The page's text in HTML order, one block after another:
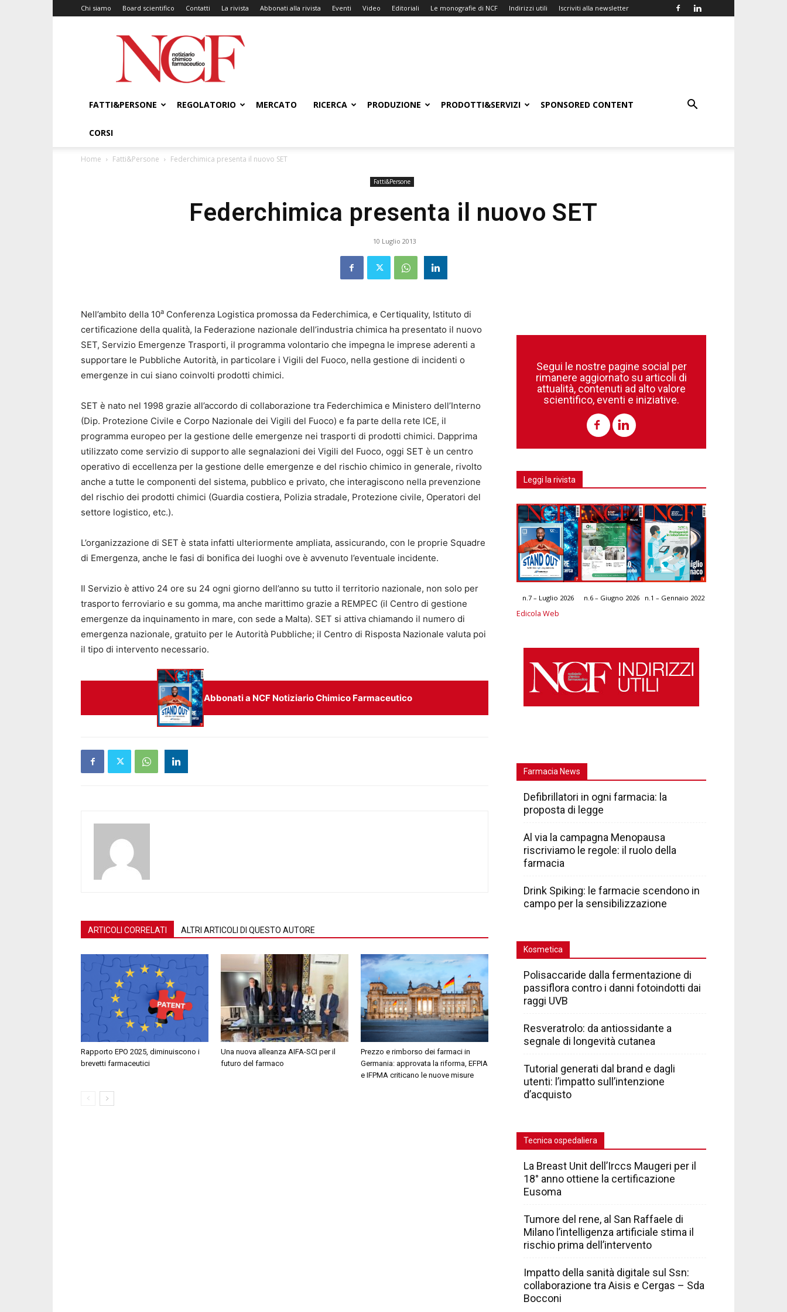
Chi siamo Board scientifico Contatti La rivista Abbonati alla rivista Eventi Video Editoriali Le monografie di NCF Indirizzi utili Iscriviti alla newsletter
NCF
–
Notiziario
Chimico
FATTI&PERSONE
REGOLATORIO MERCATO RICERCA PRODUZIONE PRODOTTI&SERVIZI SPONSORED CONTENT
CORSI
Home Fatti&Persone Federchimica presenta il nuovo SET
Fatti&Persone
Federchimica presenta il nuovo SET
10 Luglio 2013
Nell’ambito della 10a Conferenza Logistica promossa da Federchimica, e Certiquality, Istituto di
certificazione della qualità, la Federazione nazionale dell’industria chimica ha presentato il nuovo
SET, Servizio Emergenze Trasporti, il programma volontario che impegna le imprese aderenti a
supportare le Pubbliche Autorità, in particolare i Vigili del Fuoco, nella gestione di incidenti o
emergenze in cui siano coinvolti prodotti chimici.
SET è nato nel 1998 grazie all’accordo di collaborazione tra Federchimica e Ministero dell’Interno
(Dip. Protezione Civile e Corpo Nazionale dei Vigili del Fuoco) e fa parte della rete ICE, il
programma europeo per la gestione delle emergenze nei trasporti di prodotti chimici. Dapprima
utilizzato come servizio di supporto alle segnalazioni dei Vigili del Fuoco, oggi SET è un centro
operativo di eccellenza per la gestione delle emergenze e del rischio chimico in generale, rivolto
anche a tutte le componenti del sistema, pubblico e privato, che interagiscono nella prevenzione
del rischio dei prodotti chimici (Guardia costiera, Polizia stradale, Protezione civile, Operatori del
settore logistico, etc.).
L’organizzazione di SET è stata infatti ulteriormente ampliata, assicurando, con le proprie Squadre
di Emergenza, anche le fasi di bonifica dei luoghi ove è avvenuto l’eventuale incidente.
Il Servizio è attivo 24 ore su 24 ogni giorno dell’anno su tutto il territorio nazionale, non solo per
trasporto ferroviario e su gomma, ma anche marittimo grazie a REMPEC (il Centro di gestione
emergenze da inquinamento in mare, con sede a Malta). SET si attiva chiamando il numero di
emergenza nazionale, gratuito per le Autorità Pubbliche; il Centro di Risposta Nazionale valuta poi
il tipo di intervento necessario.
Abbonati a NCF Notiziario Chimico Farmaceutico
ARTICOLI CORRELATI ALTRI ARTICOLI DI QUESTO AUTORE
Rapporto EPO 2025, diminuiscono i
brevetti farmaceutici
Una nuova alleanza AIFA-SCI per il
futuro del farmaco
Prezzo e rimborso dei farmaci in
Germania: approvata la riforma, EFPIA
e IFPMA criticano le nuove misure
Segui le nostre pagine social per
rimanere aggiornato su articoli di
attualità, contenuti ad alto valore
scientifico, eventi e iniziative.
Leggi la rivista
n.7 – Luglio 2026 n.6 – Giugno 2026 n.1 – Gennaio 2022
Edicola Web
Farmacia News
Defibrillatori in ogni farmacia: la
proposta di legge
Al via la campagna Menopausa
riscriviamo le regole: il ruolo della
farmacia
Drink Spiking: le farmacie scendono in
campo per la sensibilizzazione
Kosmetica
Polisaccaride dalla fermentazione di
passiflora contro i danni fotoindotti dai
raggi UVB
Resveratrolo: da antiossidante a
segnale di longevità cutanea
Tutorial generati dal brand e dagli
utenti: l’impatto sull’intenzione
d’acquisto
Tecnica ospedaliera
La Breast Unit dell’Irccs Maugeri per il
18° anno ottiene la certificazione
Eusoma
Tumore del rene, al San Raffaele di
Milano l’intelligenza artificiale stima il
rischio prima dell’intervento
Impatto della sanità digitale sul Ssn:
collaborazione tra Aisis e Cergas – Sda
Bocconi